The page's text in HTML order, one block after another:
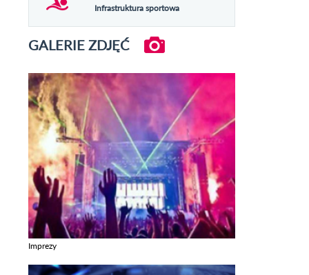
Infrastruktura sportowa
GALERIE ZDJĘĆ
Imprezy